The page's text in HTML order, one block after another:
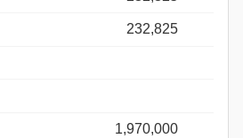
232,825
1,970,000